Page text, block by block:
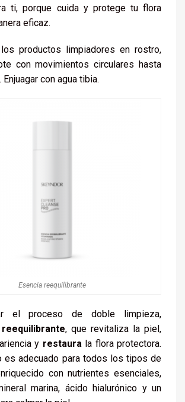
ti, porque cuida y protege tu flora
eficaz.
productos limpiadores en rostro,
con movimientos circulares hasta
con agua tibia.
Esencia reequilibrante
el proceso de doble limpieza,
reequilibrante, que revitaliza la piel,
y restaurala flora protectora.
es adecuado para todos los tipos de
con nutrientes esenciales,
marina, ácido hialurónico y un